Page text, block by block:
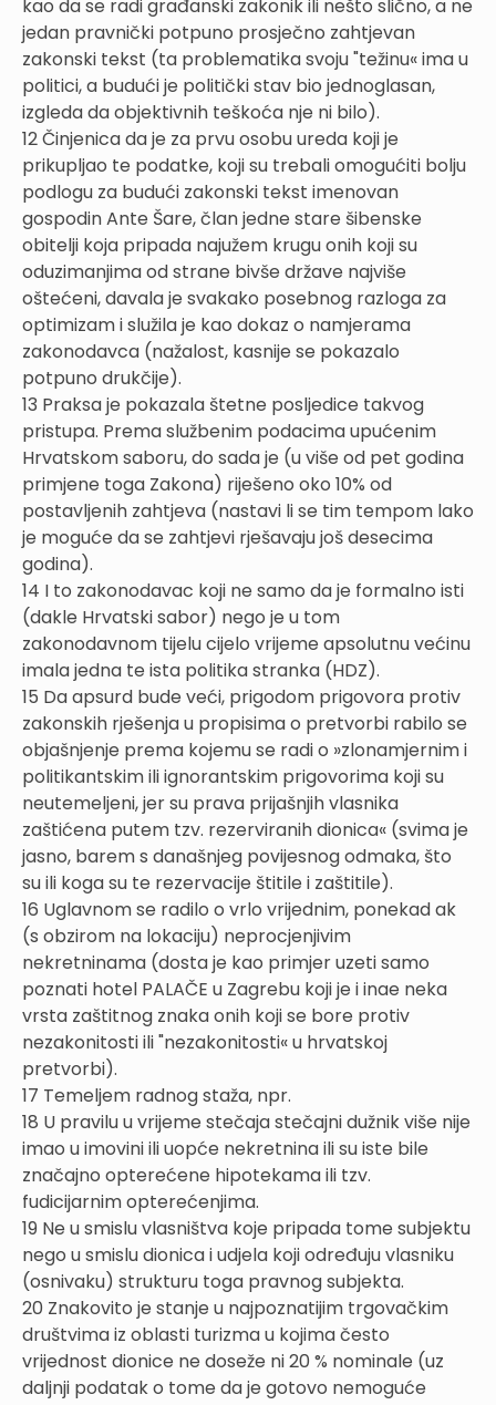
kao da se radi građanski zakonik ili nešto slično, a ne
jedan pravnički potpuno prosječno zahtjevan
zakonski tekst (ta problematika svoju "težinu« ima u
politici, a budući je politički stav bio jednoglasan,
izgleda da objektivnih teškoća nje ni bilo).
12 Činjenica da je za prvu osobu ureda koji je
prikupljao te podatke, koji su trebali omogućiti bolju
podlogu za budući zakonski tekst imenovan
gospodin Ante Šare, član jedne stare šibenske
obitelji koja pripada najužem krugu onih koji su
oduzimanjima od strane bivše države najviše
oštećeni, davala je svakako posebnog razloga za
optimizam i služila je kao dokaz o namjerama
zakonodavca (nažalost, kasnije se pokazalo
potpuno drukčije).
13 Praksa je pokazala štetne posljedice takvog
pristupa. Prema službenim podacima upućenim
Hrvatskom saboru, do sada je (u više od pet godina
primjene toga Zakona) riješeno oko 10% od
postavljenih zahtjeva (nastavi li se tim tempom lako
je moguće da se zahtjevi rješavaju još desecima
godina).
14 I to zakonodavac koji ne samo da je formalno isti
(dakle Hrvatski sabor) nego je u tom
zakonodavnom tijelu cijelo vrijeme apsolutnu većinu
imala jedna te ista politika stranka (HDZ).
15 Da apsurd bude veći, prigodom prigovora protiv
zakonskih rješenja u propisima o pretvorbi rabilo se
objašnjenje prema kojemu se radi o »zlonamjernim i
politikantskim ili ignorantskim prigovorima koji su
neutemeljeni, jer su prava prijašnjih vlasnika
zaštićena putem tzv. rezerviranih dionica« (svima je
jasno, barem s današnjeg povijesnog odmaka, što
su ili koga su te rezervacije štitile i zaštitile).
16 Uglavnom se radilo o vrlo vrijednim, ponekad ak
(s obzirom na lokaciju) neprocjenjivim
nekretninama (dosta je kao primjer uzeti samo
poznati hotel PALAČE u Zagrebu koji je i inae neka
vrsta zaštitnog znaka onih koji se bore protiv
nezakonitosti ili "nezakonitosti« u hrvatskoj
pretvorbi).
17 Temeljem radnog staža, npr.
18 U pravilu u vrijeme stečaja stečajni dužnik više nije
imao u imovini ili uopće nekretnina ili su iste bile
značajno opterećene hipotekama ili tzv.
fudicijarnim opterećenjima.
19 Ne u smislu vlasništva koje pripada tome subjektu
nego u smislu dionica i udjela koji određuju vlasniku
(osnivaku) strukturu toga pravnog subjekta.
20 Znakovito je stanje u najpoznatijim trgovačkim
društvima iz oblasti turizma u kojima često
vrijednost dionice ne doseže ni 20 % nominale (uz
daljnji podatak o tome da je gotovo nemoguće